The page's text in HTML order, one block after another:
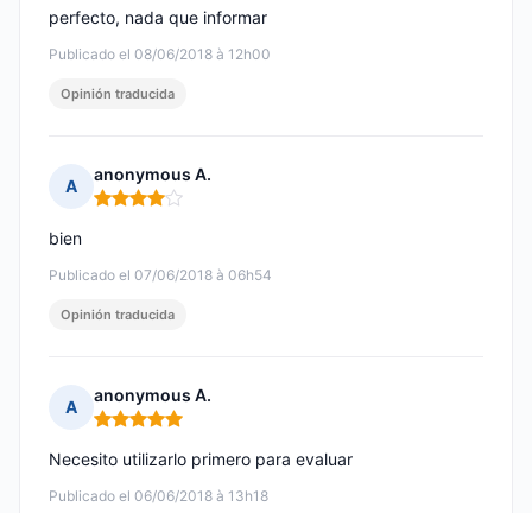
Publicado el 08/06/2018 à 12h00
perfecto, nada que informar
Opinión traducida
A
anonymous A.
Nota: 4 de 5
Publicado el 07/06/2018 à 06h54
bien
Opinión traducida
A
anonymous A.
Nota: 5 de 5
Publicado el 06/06/2018 à 13h18
Necesito utilizarlo primero para evaluar